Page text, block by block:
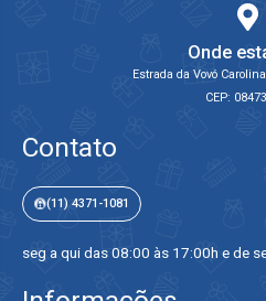
Onde
Estrada da Vovó
CEP:
Contato
(11) 4371-1081
seg a qui das 08:00 às 17:00h e de